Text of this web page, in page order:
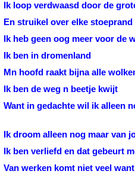
Ik loop verdwaasd door de
En struikel over elke stoeprand
Ik heb geen oog meer voor de
Ik ben in dromenland
Mn hoofd raakt bijna alle
Ik ben de weg n beetje kwijt
Want in gedachte wil ik alleen
Ik droom alleen nog maar van
Ik ben verliefd en dat gebeurt
Van werken komt niet veel